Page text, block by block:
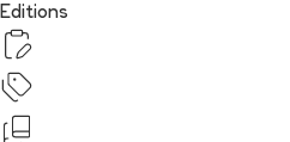
Editions